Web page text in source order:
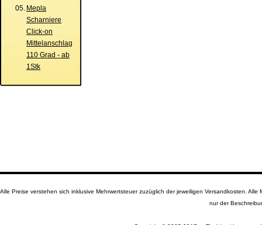
05. Mepla
Scharniere
Click-on
Mittelanschlag
110 Grad - ab
1Stk
Alle Preise verstehen sich inklusive Mehrwertsteuer zuzüglich der jeweiligen Versandkosten.
nur der